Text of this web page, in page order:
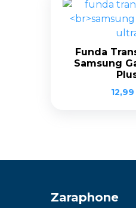
Funda
Samsung
12,99
Zaraphone